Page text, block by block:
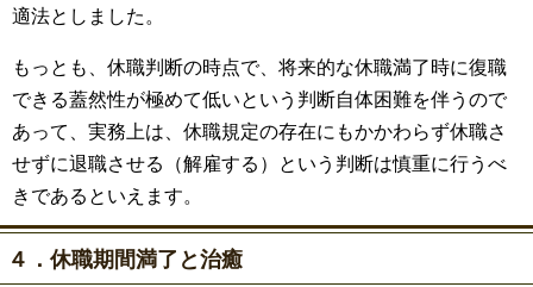
適法としました。
もっとも、休職判断の時点で、将来的な休職満了時に復職
できる蓋然性が極めて低いという判断自体困難を伴うので
あって、実務上は、休職規定の存在にもかかわらず休職さ
せずに退職させる（解雇する）という判断は慎重に行うべ
きであるといえます。
４．休職期間満了と治癒